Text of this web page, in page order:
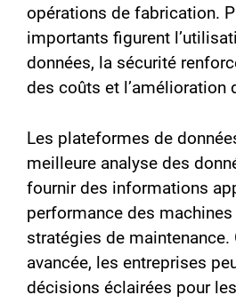
opérations de fabrication.
importants figurent
données, la sécurité
des coûts et l’amélioration
Les plateformes de
meilleure analyse des
fournir des informations
performance des
stratégies de maintenance.
avancée, les entreprises
décisions éclairées pour